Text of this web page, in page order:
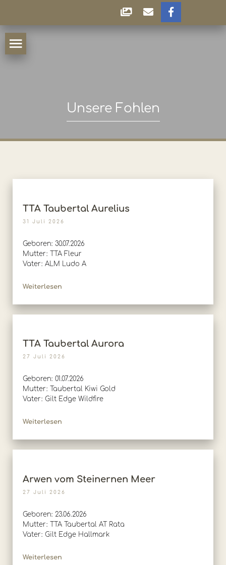
Unsere Fohlen
TTA Taubertal Aurelius
31 Juli 2026
Geboren: 30.07.2026
Mutter: TTA Fleur
Vater: ALM Ludo A
Weiterlesen
TTA Taubertal Aurora
27 Juli 2026
Geboren: 01.07.2026
Mutter: Taubertal Kiwi Gold
Vater: Gilt Edge Wildfire
Weiterlesen
Arwen vom Steinernen Meer
27 Juli 2026
Geboren: 23.06.2026
Mutter: TTA Taubertal AT Rata
Vater: Gilt Edge Hallmark
Weiterlesen